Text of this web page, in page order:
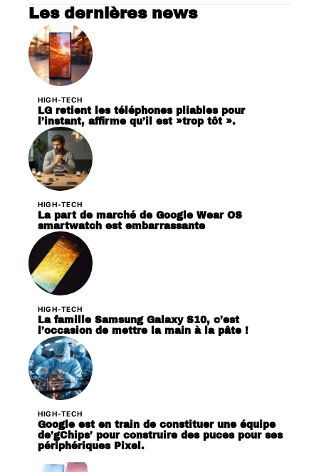
Les dernières news
HIGH-TECH
LG retient les téléphones pliables pour
l’instant, affirme qu’il est »trop tôt ».
HIGH-TECH
La part de marché de Google Wear OS
smartwatch est embarrassante
HIGH-TECH
La famille Samsung Galaxy S10, c’est
l’occasion de mettre la main à la pâte !
HIGH-TECH
Google est en train de constituer une équipe
de’gChips’ pour construire des puces pour ses
périphériques Pixel.